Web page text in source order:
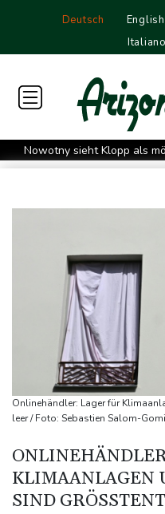
Deutsch English
Italiano
Nowotny sieht Klopp als
Bayer-Boss Carro: "Wir
BUND kritisiert Lockerung
begrüßt es
Kolumbien: Neuer
gegen Drogengewalt an
BUND kritisiert Lockerung
Lastwagen
Trump spricht nach
Abholzung im Amazonas
Frei: Über Beteiligung an
in Sachsen-Anhalt
Onlinehändler: Lager für
leer / Foto: Sebastien Salom-
KLIMAANLAGEN
SIND